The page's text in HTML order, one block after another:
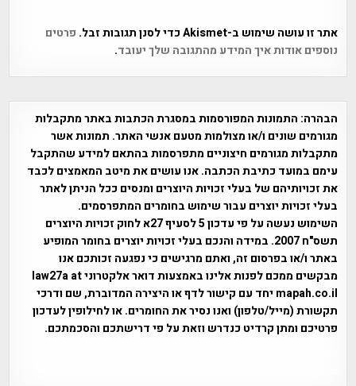
אתר זו עושה שימוש ב-Akismet כדי לסנן תגובות זבל.
פרטים
נוספים אודות איך המידע מהתגובה שלך יעובד.
הבהרה: התמונות המפורסמות במסגרת הכתבות באתר מתקבלות
מגורמים שונים ו/או מצולמות מטעם אנשי האתר. תמונות אשר
מתקבלות מגורמים חיצוניים מתפרסמות בהתאם למידע שהתקבל
עימם במועד כתיבת הכתבה. אנו עושים את מיטב המאמצים לכבד
את זכויותיהם של בעלי זכויות היוצרים ומנסים ככל הניתן לאתר
בעלי זכויות יוצרים עבור שימוש בחומרים המתפרסמים.
השימוש נעשה על פי עדכון 5 לסעיף 27א לחוק זכויות היוצרים
תשס"ח 2007. במידה והנכם בעלי זכויות יוצרים בחומר המופיע
באתר ו/או בפרסום זה, ואתם מרגישים כי נפגעה זכותכם אנו
מבקשים ממכם לפנות אלינו באמצעות דואר אלקטרוני law27a at
mapah.co.il יחד עם קישור לדף או היצירה המדוברת, שם ודרכי
תקשורת (מייל/טלפון) ואנו נסיר את החומרים. או לחילופין לעדכון
פרטיכם ומתן קרדיט כנדרש וזאת על פי דרישתכם והסכמתכם.